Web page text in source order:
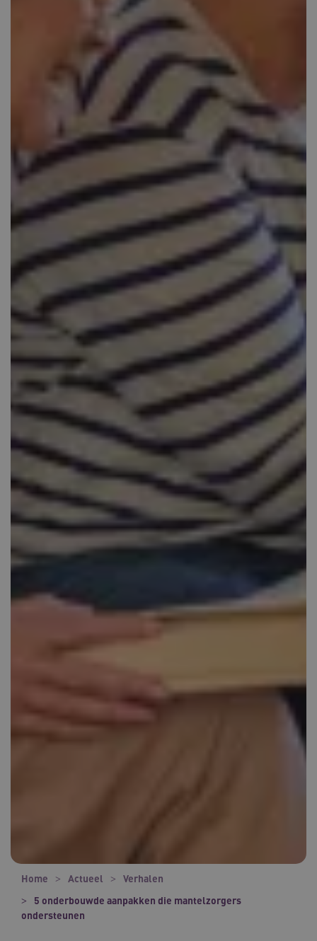
Home Actueel
Verhalen
5 onderbouwde aanpakken die mantelzorgers
ondersteunen